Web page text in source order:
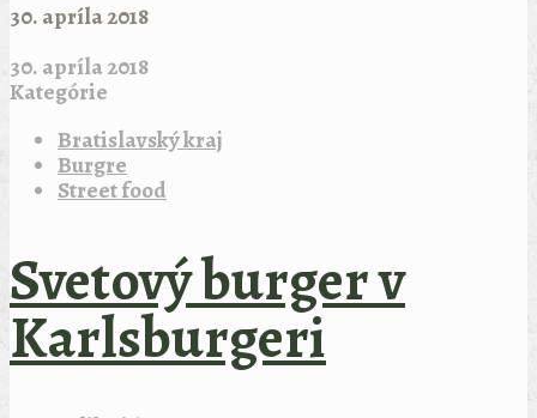
30. apríla 2018
30. apríla 2018
Kategórie
Bratislavský kraj
Burgre
Street food
Svetový burger v
Karlsburgeri